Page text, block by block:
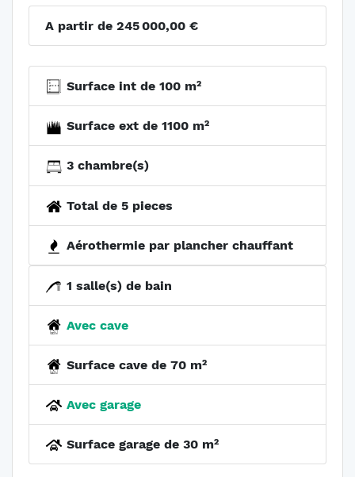
A partir de 245 000,00 €
Surface int de 100 m²
Surface ext de 1100 m²
3 chambre(s)
Total de 5 pieces
Aérothermie par plancher chauffant
1 salle(s) de bain
Avec cave
Surface cave de 70 m²
Avec garage
Surface garage de 30 m²